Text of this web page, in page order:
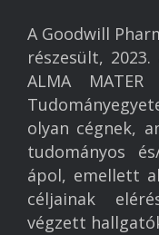
A Goodwill
részesült,
ALMA
olyan cégnek,
tudományos
ápol, emellett
céljainak
végzett